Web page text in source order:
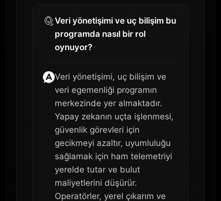
Veri yönetişimi ve uç bilişim bu
programda nasıl bir rol
oynuyor?
Veri yönetişimi, uç bilişim ve
veri egemenliği programın
merkezinde yer almaktadır.
Yapay zekanın uçta işlenmesi,
güvenlik görevleri için
gecikmeyi azaltır, uyumluluğu
sağlamak için ham telemetriyi
yerelde tutar ve bulut
maliyetlerini düşürür.
Operatörler, yerel çıkarım ve